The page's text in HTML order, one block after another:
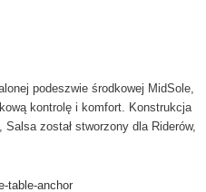
podeszwie środkowej MidSole,
kontrolę i komfort. Konstrukcja
został stworzony dla Riderów,
table-anchor